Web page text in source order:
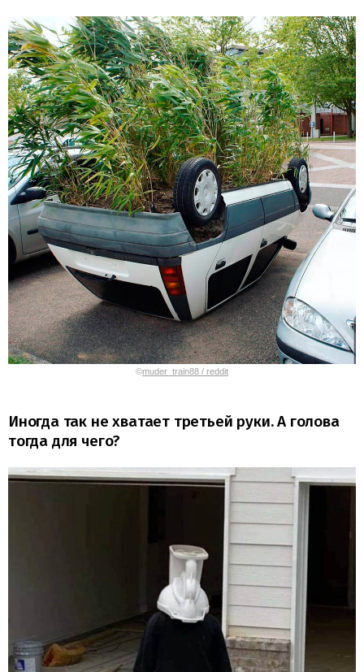
©muder_train88 / reddit
Иногда так не хватает третьей руки. А голова
тогда для чего?